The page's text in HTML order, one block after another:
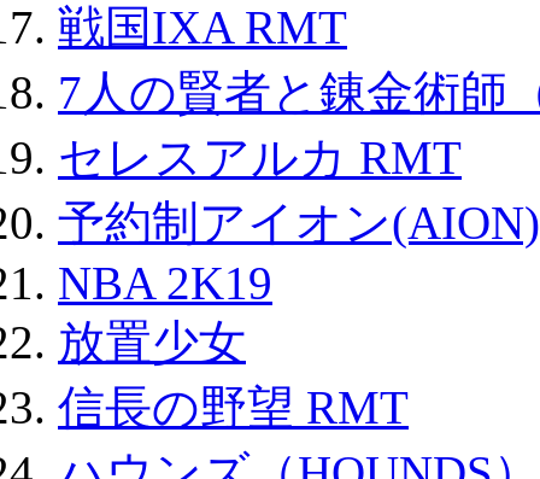
戦国IXA RMT
7人の賢者と錬金術師
セレスアルカ RMT
予約制アイオン
NBA 2K19
放置少女
信長の野望 RMT